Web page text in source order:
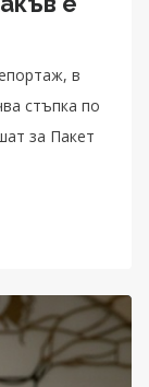
в
стъпка по
за Пакет